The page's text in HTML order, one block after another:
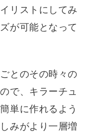
リストにしてみ
が可能となって
とのその時々の
で、キラーチュ
単に作れるよう
みがより一層増